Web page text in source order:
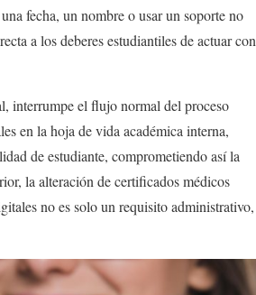
fecha, un nombre o usar un soporte no
a los deberes estudiantiles de actuar con
interrumpe el flujo normal del proceso
en la hoja de vida académica interna,
de estudiante, comprometiendo así la
la alteración de certificados médicos
no es solo un requisito administrativo,